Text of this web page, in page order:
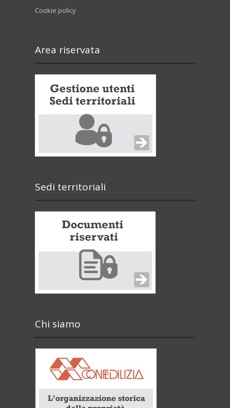
Cookie policy
Area riservata
Sedi territoriali
Chi siamo